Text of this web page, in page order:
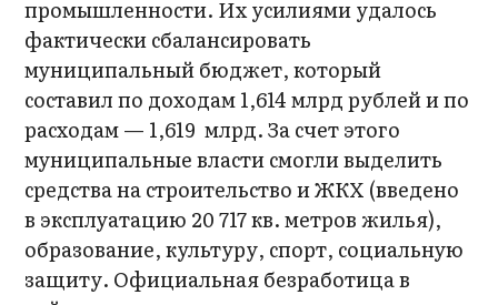
промышленности. Их усилиями удалось
фактически сбалансировать
муниципальный бюджет, который
составил по доходам 1,614 млрд рублей и по
расходам — 1,619 млрд. За счет этого
муниципальные власти смогли выделить
средства на строительство и ЖКХ (введено
в эксплуатацию 20 717 кв. метров жилья),
образование, культуру, спорт, социальную
защиту. Официальная безработица в